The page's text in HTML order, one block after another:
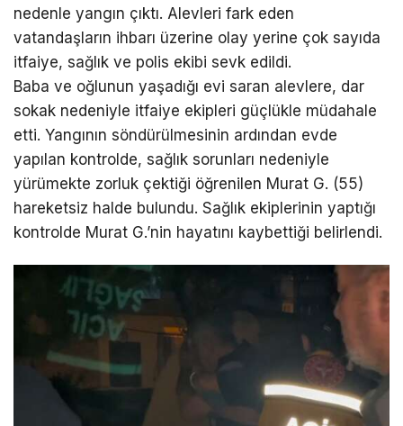
nedenle yangın çıktı. Alevleri fark eden
vatandaşların ihbarı üzerine olay yerine çok sayıda
itfaiye, sağlık ve polis ekibi sevk edildi.
Baba ve oğlunun yaşadığı evi saran alevlere, dar
sokak nedeniyle itfaiye ekipleri güçlükle müdahale
etti. Yangının söndürülmesinin ardından evde
yapılan kontrolde, sağlık sorunları nedeniyle
yürümekte zorluk çektiği öğrenilen Murat G. (55)
hareketsiz halde bulundu. Sağlık ekiplerinin yaptığı
kontrolde Murat G.’nin hayatını kaybettiği belirlendi.